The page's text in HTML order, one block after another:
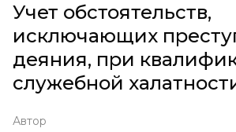
Учет обстоятельств,
исключающих
деяния, при
служебной
Автор